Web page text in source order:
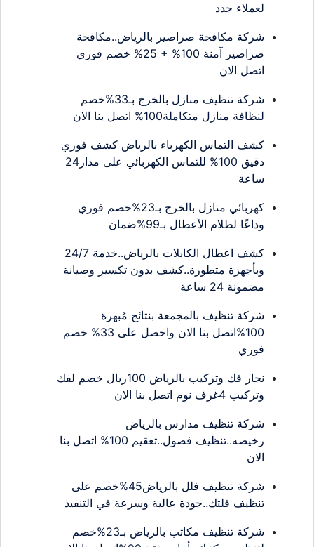
لعملاء جدد
شركة مكافحة صراصير بالرياض..مكافحة
صراصير آمنة 100% + 25% خصم فوري
اتصل الان
شركة تنظيف منازل بالخرج بـ33%خصم
لنظافة منازل متكاملة100% اتصل بنا الان
كشف التماس الكهرباء بالرياض كشف فوري
دقيق 100% للتماس الكهربائي على مدار24
ساعة
كهربائي منازل بالخرج بـ23%خصم فوري
وداعًا لظلام الأعطال بـ99%ضمان
كشف اعطال الكابلات بالرياض..خدمة 24/7
وبأجهزة متطورة..كشف بدون تكسير وصيانة
مضمونة 24 ساعة
شركة تنظيف بالمجمعة بنتائج مُبهرة
100%اتصل بنا الان واحصل على 33% خصم
فوري
نجار فك وتركيب بالرياض 100ريال خصم لفك
وتركيب 4غرف نوم اتصل بنا الان
شركة تنظيف مدارس بالرياض
رخيصه..تنظيف فصول..تعقيم 100% اتصل بنا
الان
شركة تنظيف فلل بالرياض45%خصم على
تنظيف فلتك..جودة عالية وسرعة في التنفيذ
شركة تنظيف مكاتب بالرياض بـ23%خصم